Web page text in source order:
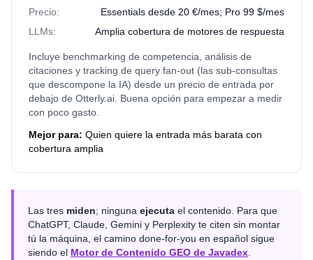
Precio:
Essentials desde 20 €/mes; Pro 99 $/mes
LLMs:
Amplia cobertura de motores de respuesta
Incluye benchmarking de competencia, análisis de
citaciones y tracking de query fan-out (las sub-consultas
que descompone la IA) desde un precio de entrada por
debajo de Otterly.ai. Buena opción para empezar a medir
con poco gasto.
Mejor para: Quien quiere la entrada más barata con
cobertura amplia
Las tres miden; ninguna ejecuta el contenido. Para que
ChatGPT, Claude, Gemini y Perplexity te citen sin montar
tú la máquina, el camino done-for-you en español sigue
siendo el Motor de Contenido GEO de Javadex